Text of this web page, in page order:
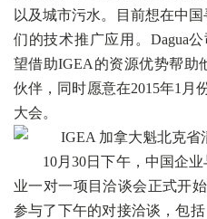
以及城市污水。目前想在中
们的技术推广应用。Dagua
望借助IGEA的资源优势帮助
伙伴，同时愿意在2015年1月
大会。
10月30日下午，中国企业
业一对一项目洽谈会正式开
参与了下午的对接洽谈，包